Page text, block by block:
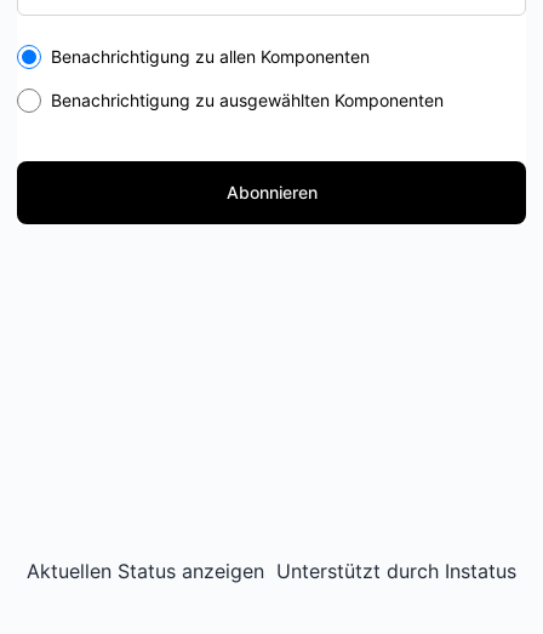
Select the components you want to receive updates for
Benachrichtigung zu allen Komponenten
Benachrichtigung zu ausgewählten Komponenten
Abonnieren
Aktuellen Status anzeigen Unterstützt durch Instatus